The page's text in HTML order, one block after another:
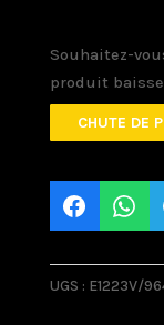
Souhaitez-
produit
CHUTE DE
UGS : E1223V/